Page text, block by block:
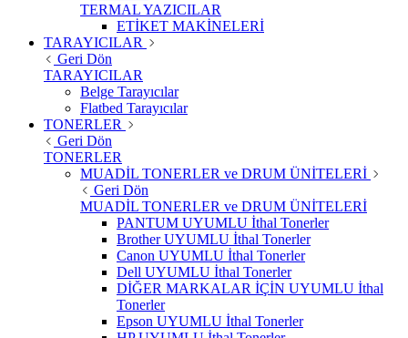
TERMAL YAZICILAR
ETİKET MAKİNELERİ
TARAYICILAR
Geri Dön
TARAYICILAR
Belge Tarayıcılar
Flatbed Tarayıcılar
TONERLER
Geri Dön
TONERLER
MUADİL TONERLER ve DRUM ÜNİTELERİ
Geri Dön
MUADİL TONERLER ve DRUM ÜNİTELERİ
PANTUM UYUMLU İthal Tonerler
Brother UYUMLU İthal Tonerler
Canon UYUMLU İthal Tonerler
Dell UYUMLU İthal Tonerler
DİĞER MARKALAR İÇİN UYUMLU İthal
Tonerler
Epson UYUMLU İthal Tonerler